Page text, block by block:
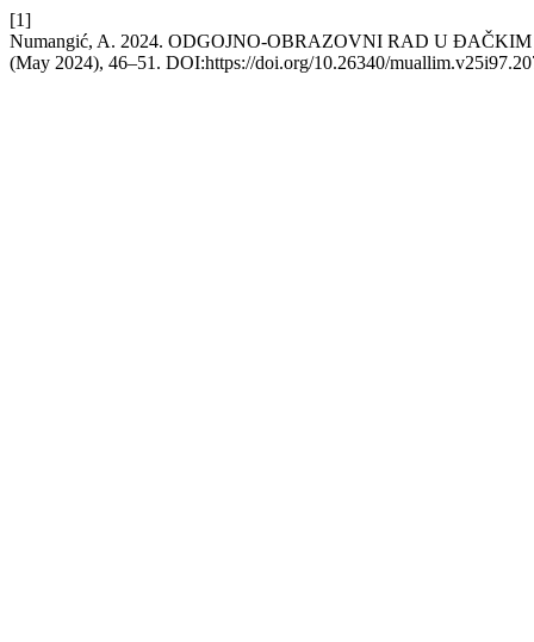
[1]
Numangić, A. 2024. ODGOJNO-OBRAZOVNI RAD U
(May 2024), 46–51. DOI:https://doi.org/10.26340/